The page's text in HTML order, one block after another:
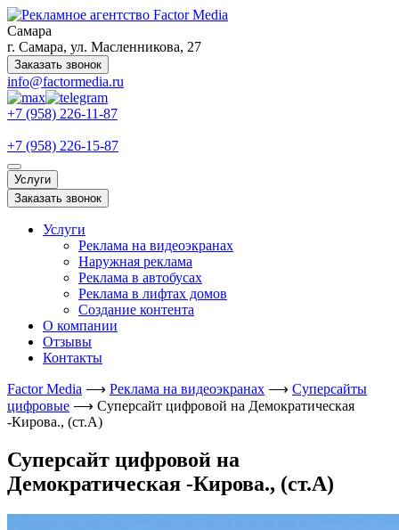
Самара
г. Самара, ул. Масленникова, 27
Заказать звонок
info@factormedia.ru
+7 (958) 226-11-87
+7 (958) 226-15-87
Услуги
Заказать звонок
Услуги
Реклама на видеоэкранах
Наружная реклама
Реклама в автобусах
Реклама в лифтах домов
Создание контента
О компании
Отзывы
Контакты
Factor Media ⟶ Реклама на видеоэкранах ⟶ Суперсайты
цифровые ⟶ Суперсайт цифровой на Демократическая
-Кирова., (ст.А)
Суперсайт цифровой на
Демократическая -Кирова., (ст.А)